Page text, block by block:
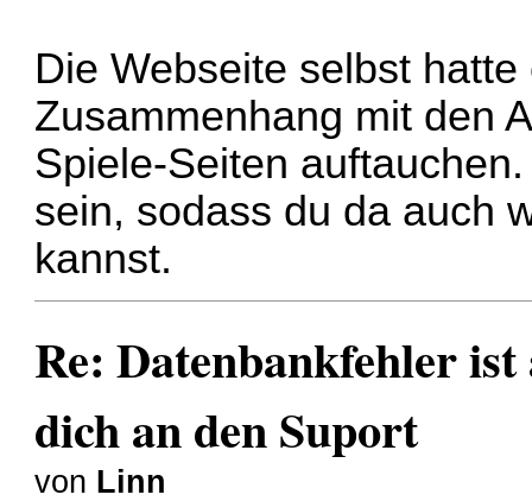
Die Webseite selbst
Zusammenhang mit den
Spiele-Seiten
sein, sodass du da auch
kannst.
Re: Datenbankfehler
dich an den Suport
von Linn